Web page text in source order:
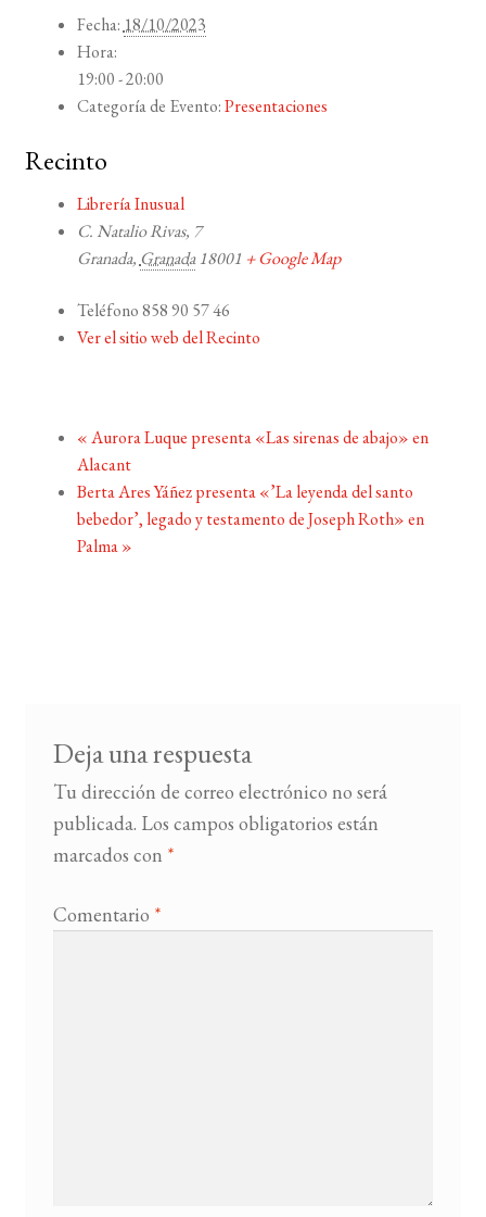
Fecha:18/10/2023
Hora:
19:00 - 20:00
Categoría de Evento:Presentaciones
Recinto
Librería Inusual
C. Natalio Rivas, 7
Granada, Granada 18001 + Google Map
Teléfono858 90 57 46
Ver el sitio web del Recinto
«Aurora Luque presenta «Las sirenas de abajo» en
Alacant
Berta Ares Yáñez presenta «’La leyenda del santo
bebedor’, legado y testamento de Joseph Roth» en
Palma»
Deja una respuesta
Tu dirección de correo electrónico no será
publicada. Los campos obligatorios están
marcados con *
Comentario *